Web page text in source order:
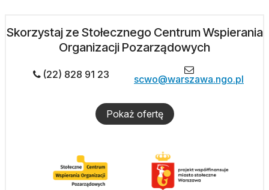
Skorzystaj ze Stołecznego Centrum Wspierania
Organizacji Pozarządowych
(22) 828 91 23 scwo@warszawa.ngo.pl
Pokaż ofertę